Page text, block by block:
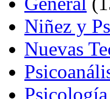
Niñez y
Nuevas